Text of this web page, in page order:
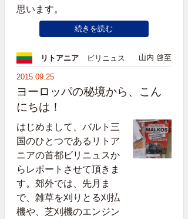
思います。
続きを読む
リトアニア ビリニュス 山内 啓至
2015.09.25
ヨーロッパの秘境から、こん
にちは！
はじめまして、バルト三
国のひとつであるリトア
ニアの首都ビリニュスか
らレポートさせて頂きま
す。郊外では、先月ま
で、雑草を刈りとる刈払
機や、芝刈機のエンジン